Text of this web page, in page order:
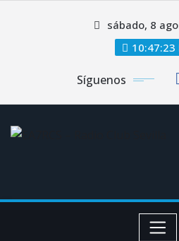
sábado, 8
10:47:24
Síguenos